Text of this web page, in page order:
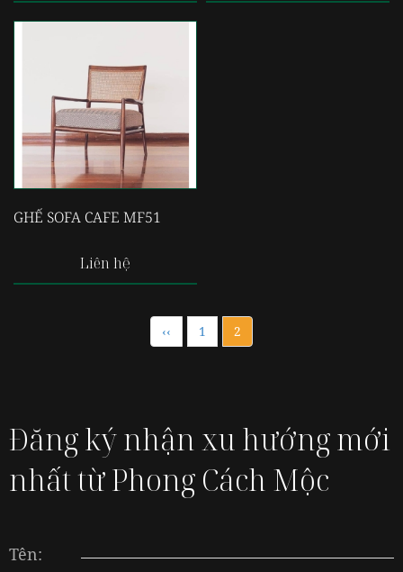
GHẾ SOFA CAFE MF51
Liên hệ
‹‹ 1 2
Đăng ký nhận xu hướng mới
nhất từ Phong Cách Mộc
Tên: